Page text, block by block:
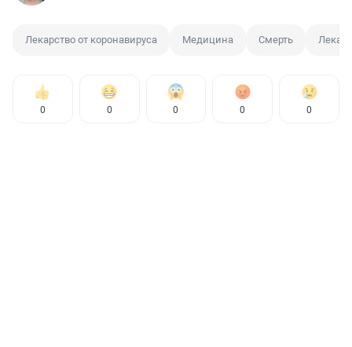
Лекарство от коронавируса Медицина Смерть
0 0 0 0 0